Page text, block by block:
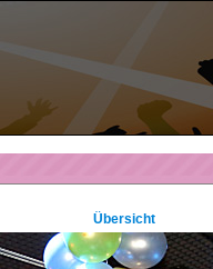
Übersicht